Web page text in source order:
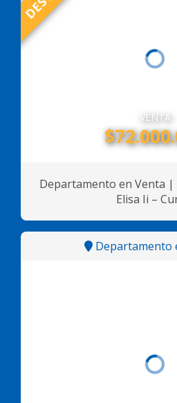
VENTA
Departamento en Venta
Elisa Ii –
Departamento